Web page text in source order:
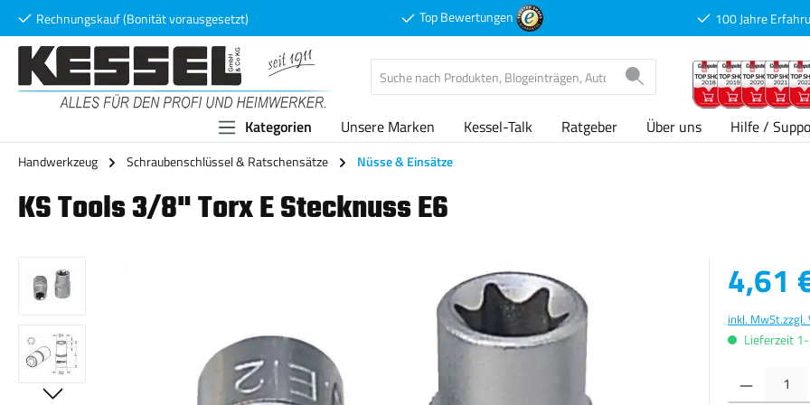
Hauptinhalt springen
Zur Suche springen
Zur Hauptnavigation springen
Rechnungskauf (Bonität vorausgesetzt) Top Bewertungen 100 Jahre
Kategorien Unsere Marken Kessel-Talk Ratgeber Über uns Hilfe /
Handwerkzeug Schraubenschlüssel & Ratschensätze Nüsse & Einsätze
KS Tools 3/8" Torx E Stecknuss E6
Bildergalerie überspringen 4,61
inkl. MwSt.zzgl.
Lieferzeit
Produkt Anzahl: